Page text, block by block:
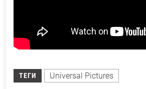
ТЕГИ Universal Pictures